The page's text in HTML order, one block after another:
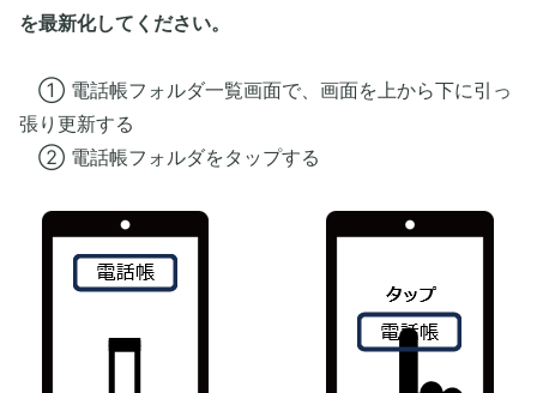
を最新化してください。
① 電話帳フォルダ一覧画面で、画面を上から下に引っ
張り更新する
② 電話帳フォルダをタップする